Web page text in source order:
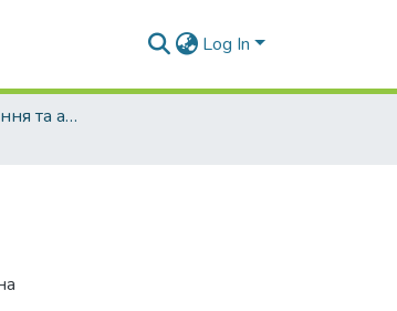
Log In
Публічне управління та адміністрування (рівень бакалавр)